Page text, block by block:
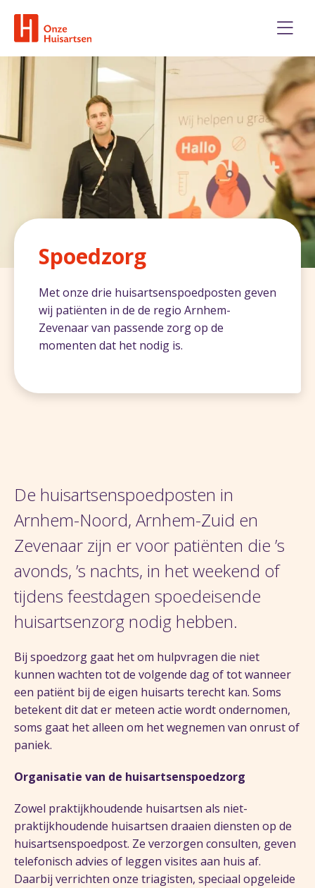
Spoedzorg
Met onze drie huisartsenspoedposten geven
wij patiënten in de de regio Arnhem-
Zevenaar van passende zorg op de
momenten dat het nodig is.
De huisartsenspoedposten in
Arnhem-Noord, Arnhem-Zuid en
Zevenaar zijn er voor patiënten die ’s
avonds, ’s nachts, in het weekend of
tijdens feestdagen spoedeisende
huisartsenzorg nodig hebben.
Bij spoedzorg gaat het om hulpvragen die niet
kunnen wachten tot de volgende dag of tot wanneer
een patiënt bij de eigen huisarts terecht kan. Soms
betekent dit dat er meteen actie wordt ondernomen,
soms gaat het alleen om het wegnemen van onrust of
paniek.
Organisatie van de huisartsenspoedzorg
Zowel praktijkhoudende huisartsen als niet-
praktijkhoudende huisartsen draaien diensten op de
huisartsenspoedpost. Ze verzorgen consulten, geven
telefonisch advies of leggen visites aan huis af.
Daarbij verrichten onze triagisten, speciaal opgeleide